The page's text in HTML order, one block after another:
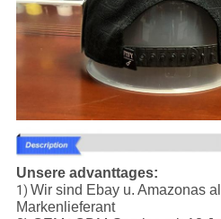
Unsere advanttages:
1) Wir sind Ebay u. Amazonas
Markenlieferant